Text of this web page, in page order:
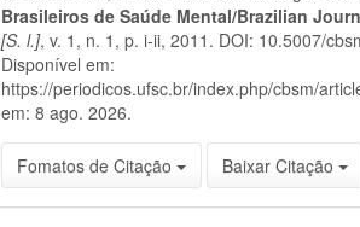
artigo
Brasileiros de Saúde Mental/Brazilian
[S. l.], v. 1, n. 1, p. i-ii, 2011. DOI: 10.5007/
Disponível em:
https://periodicos.ufsc.br/index.php/cbsm/
em: 8 ago. 2026.
Fomatos de Citação Baixar Citação